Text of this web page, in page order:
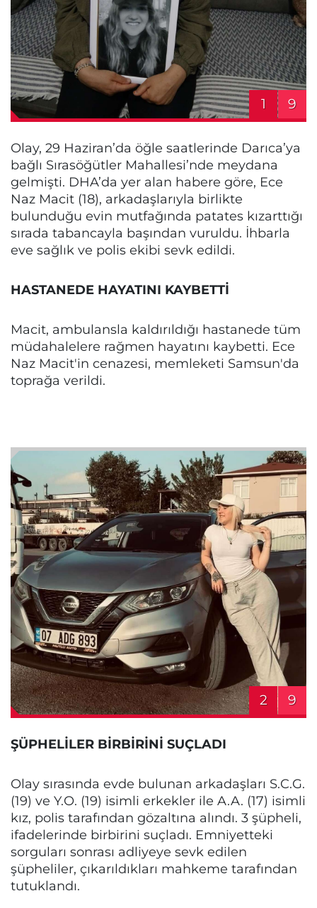
1 9
Olay, 29 Haziran’da öğle saatlerinde Darıca’ya
bağlı Sırasöğütler Mahallesi’nde meydana
gelmişti. DHA’da yer alan habere göre, Ece
Naz Macit (18), arkadaşlarıyla birlikte
bulunduğu evin mutfağında patates kızarttığı
sırada tabancayla başından vuruldu. İhbarla
eve sağlık ve polis ekibi sevk edildi.
HASTANEDE HAYATINI KAYBETTİ
Macit, ambulansla kaldırıldığı hastanede tüm
müdahalelere rağmen hayatını kaybetti. Ece
Naz Macit'in cenazesi, memleketi Samsun'da
toprağa verildi.
2 9
ŞÜPHELİLER BİRBİRİNİ SUÇLADI
Olay sırasında evde bulunan arkadaşları S.C.G.
(19) ve Y.O. (19) isimli erkekler ile A.A. (17) isimli
kız, polis tarafından gözaltına alındı. 3 şüpheli,
ifadelerinde birbirini suçladı. Emniyetteki
sorguları sonrası adliyeye sevk edilen
şüpheliler, çıkarıldıkları mahkeme tarafından
tutuklandı.